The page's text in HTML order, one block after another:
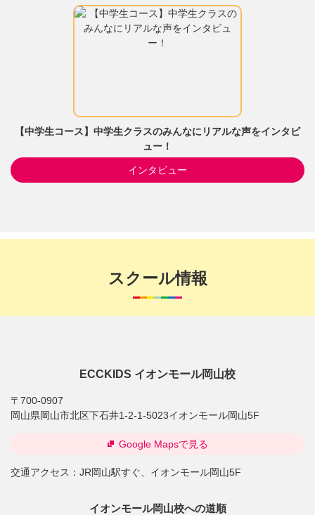
【中学生コース】中学生クラスのみんなにリアルな声をインタビ
ュー！
インタビュー
スクール情報
ECCKIDS イオンモール岡山校
〒700-0907
岡山県岡山市北区下石井1-2-1-5023イオンモール岡山5F
交通アクセス： JR岡山駅すぐ、イオンモール岡山5F
Google Mapsで見る
イオンモール岡山校への道順